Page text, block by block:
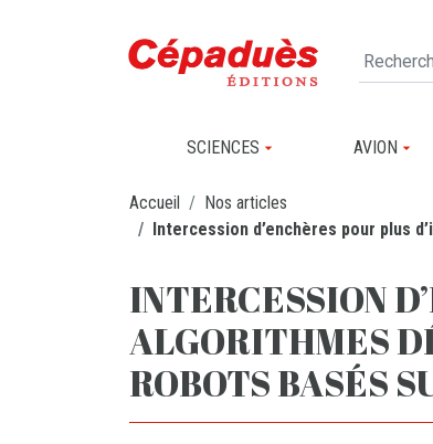
SCIENCES AVION
Accueil
Nos articles
Intercession d’enchères pour plus
INTERCESSION
ALGORITHMES
ROBOTS BASÉS